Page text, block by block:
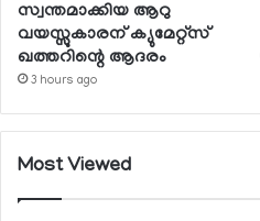
സ്വന്തമാക്കിയ ആറു
വയസ്സുകാരന് ക്യുമേറ്റ്‌സ്
ഖത്തറിന്റെ ആദരം
3 hours ago
Most Viewed